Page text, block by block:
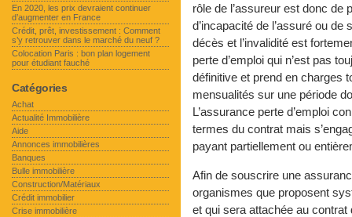
rôle de l’assureur est donc
d’incapacité de l’assuré ou
décès et l’invalidité est
perte d’emploi qui n’est pas
définitive et prend en charges
mensualités sur une période
L’assurance perte d’emploi
termes du contrat mais
payant partiellement ou
Afin de souscrire une
organismes que proposent
et qui sera attachée au
En 2020, les prix devraient continuer
d’augmenter en France
Crédit, prêt, investissement : Comment
s’y retrouver dans le marché du neuf ?
Colocation Paris : bon plan logement
pour étudiant fauché
Catégories
Achat
Actualité Immobilière
Aide
Annonces immobilières
Banques
Bulle immobilière
Construction/Matériaux
Crédit immobilier
Crise immobilière